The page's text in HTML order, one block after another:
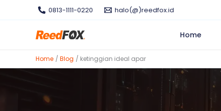
0813-1111-0220 halo(@)reedfox.id
Home
Home Blog ketinggian ideal apar